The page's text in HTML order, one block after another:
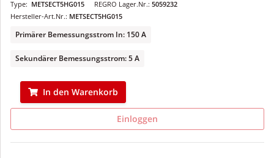
REGRO Lager.Nr.: 5059232
Type: METSECT5HG015
Hersteller-Art.Nr.: METSECT5HG015
Primärer Bemessungsstrom In: 150 A
Sekundärer Bemessungsstrom: 5 A
In den Warenkorb
Einloggen